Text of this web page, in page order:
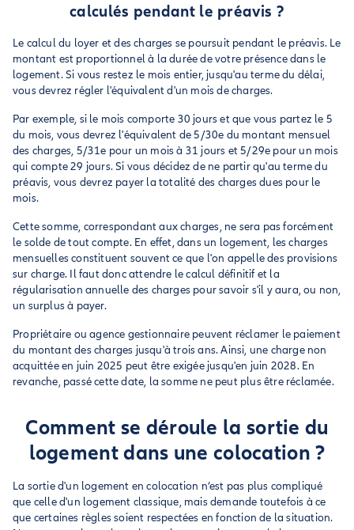
calculés pendant le préavis ?
Le calcul du loyer et des charges se poursuit pendant le préavis. Le
montant est proportionnel à la durée de votre présence dans le
logement. Si vous restez le mois entier, jusqu'au terme du délai,
vous devrez régler l'équivalent d'un mois de charges.
Par exemple, si le mois comporte 30 jours et que vous partez le 5
du mois, vous devrez l'équivalent de 5/30e du montant mensuel
des charges, 5/31e pour un mois à 31 jours et 5/29e pour un mois
qui compte 29 jours. Si vous décidez de ne partir qu'au terme du
préavis, vous devrez payer la totalité des charges dues pour le
mois.
Cette somme, correspondant aux charges, ne sera pas forcément
le solde de tout compte. En effet, dans un logement, les charges
mensuelles constituent souvent ce que l'on appelle des provisions
sur charge. Il faut donc attendre le calcul définitif et la
régularisation annuelle des charges pour savoir s'il y aura, ou non,
un surplus à payer.
Propriétaire ou agence gestionnaire peuvent réclamer le paiement
du montant des charges jusqu'à trois ans. Ainsi, une charge non
acquittée en juin 2025 peut être exigée jusqu'en juin 2028. En
revanche, passé cette date, la somme ne peut plus être réclamée.
Comment se déroule la sortie du
logement dans une colocation ?
La sortie d'un logement en colocation n’est pas plus compliqué
que celle d'un logement classique, mais demande toutefois à ce
que certaines règles soient respectées en fonction de la situation.